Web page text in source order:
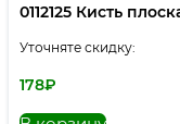
0112125 Кисть
Уточняте скидку:
178₽